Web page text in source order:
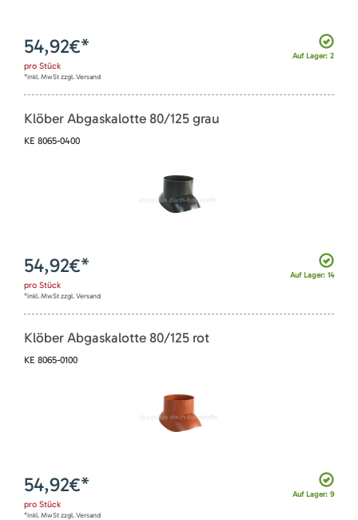
Auf Lager: 2
54,92€*
pro Stück
*inkl. MwSt zzgl. Versand
Klöber Abgaskalotte 80/125 grau
KE 8065-0400
Auf Lager: 14
54,92€*
pro Stück
*inkl. MwSt zzgl. Versand
Klöber Abgaskalotte 80/125 rot
KE 8065-0100
Auf Lager: 9
54,92€*
pro Stück
*inkl. MwSt zzgl. Versand